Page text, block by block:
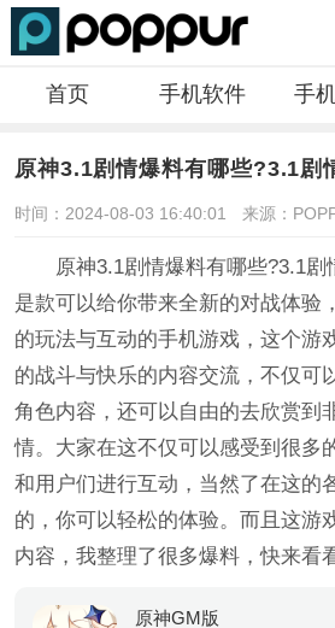
首页 手机软件 手
原神3.1剧情爆料有哪些?3.1剧
时间：2024-08-03 16:40:01 来源：
原神3.1剧情爆料有哪些?3.1剧
是款可以给你带来全新的对战体验
的玩法与互动的手机游戏，这个游
的战斗与快乐的内容交流，不仅可
角色内容，还可以自由的去欣赏到
情。大家在这不仅可以感受到很多
和用户们进行互动，当然了在这的
的，你可以轻松的体验。而且这游
内容，我整理了很多爆料，快来看
原神GM版